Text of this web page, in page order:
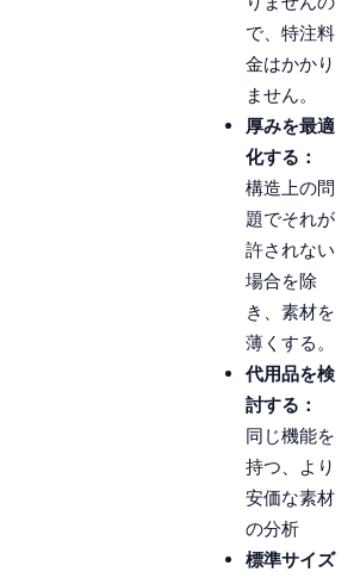
で、特注料
金はかかり
ません。
厚みを最適
化する：
構造上の問
題でそれが
許されない
場合を除
き、素材を
薄くする。
代用品を検
討する：
同じ機能を
持つ、より
安価な素材
の分析
標準サイズ